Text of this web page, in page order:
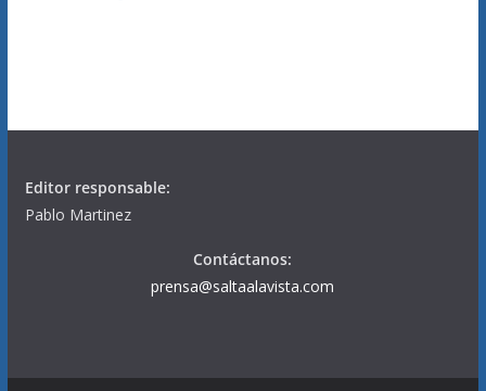
Editor responsable:
Pablo Martinez
Contáctanos:
prensa@saltaalavista.com